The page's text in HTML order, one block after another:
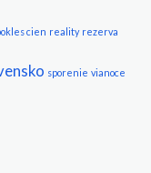
cien reality rezerva
sporenie vianoce